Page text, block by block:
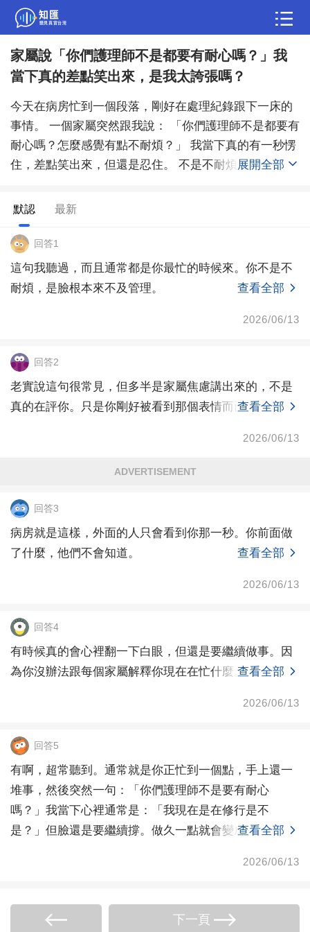
家屬說「你們護理師不是都要有耐心嗎？」我
當下真的差點笑出來，是我太誇張嗎？
今天在病房忙到一個段落，剛好在處理紀錄跟下一床的
事情。 一個家屬突然跟我說： 「你們護理師不是都要有
耐心嗎？怎麼感覺有點不耐煩？」 我當下真的有一秒愣
住，差點笑出來，但還是忍住。 不是不耐煩，是我同時
子」。 想問這種話，在病房是不是其實很常見？還是我
真的反應太大？
展開全部
默認 最新
回答1
這句我聽過，而且通常都是你最忙的時候來。你不是不
耐煩，是臉根本來不及管理。
查看全部
2026/06/13
回答2
老實說這句很常見，但多半是家屬焦慮講出來的，不是
真的在評你。只是你剛好被看到那個表情而已。查看全部
2026/06/13
ADVERTISEMENT
回答3
病房就是這樣，外面的人只會看到你那一秒。你前面做
了什麼，他們不會知道。
查看全部
2026/06/13
回答4
有時候真的會心裡翻一下白眼，但還是要繼續做事。因
為你沒辦法跟每個家屬解釋你現在在忙什麼。查看全部
2026/06/13
回答5
有啊，超常聽到。通常就是你正忙到一個點，手上還一
堆事，然後突然一句：「你們護理師不是要有耐心
嗎？」我當下心裡通常是：「我現在是在修行是不
是？」但臉還是要繼續撐。做久一點就會變成那種反
查看全部
2026/06/13
下一頁
問答
生活妙招 體育 育兒 老年病科普